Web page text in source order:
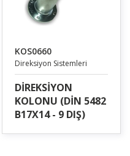
KOS0660
Direksiyon Sistemleri
DİREKSİYON
KOLONU (DİN 5482
B17X14 - 9 DIŞ)